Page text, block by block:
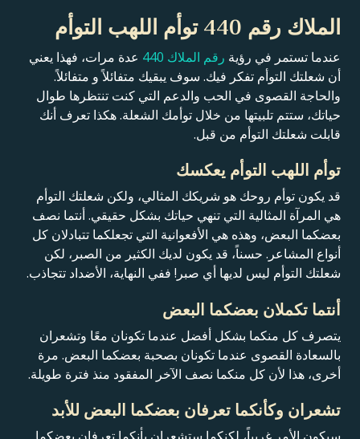
الملاك رقم 440 توأم اللهب التوأم
عندما تستمر في رؤية رقم الملاك 440
عدة مرات، فهذا يعني
أن شعلتك التوأم تفكر فيك. سوف يبقيك متفائلاً و متفائلاً.
والحاجة القصوى في الحب والدعم التي كنت تنتظرها طوال
حياتك، ستتم تلبيتها من خلال توأمك الشعلة. هكذا تعرف أنك
قابلت شعلتك التوأم من قبل.
توأم اللهب التوأم يعكسك
قد يكون توأم روحك هو شريكك المثالي، ولكن شعلتك التوأم
هي المرآة المثالية التي تنهي حياتك بشكل حقيقي. أنتما نصف
بعضكما البعض، وهذه هي الأفعوانية التي تجعلكما تتبادلان كل
أنواع المشاعر. حسناً، قد يكون لديك الكثير من الصبر، لكن
شعلتك التوأم ليس لديها أي صبر! ففي النهاية، الأضداد تتجاذب.
أنتما تكملان بعضكما البعض
يتصرف كل منكما بشكل أفضل عندما تكونان معًا وتشعران
بالسعادة القصوى عندما تكونان بصحبة بعضكما البعض. مرة
أخرى، هذا لأن كل منكما نصف الآخر المفقود منذ فترة طويلة.
تشعران وكأنكما تعرفان بعضكما البعض للأبد